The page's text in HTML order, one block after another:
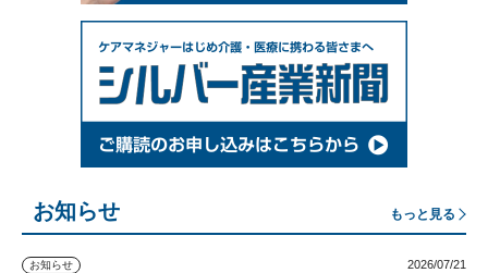
お知らせ もっと見る
お知らせ 2026/07/21